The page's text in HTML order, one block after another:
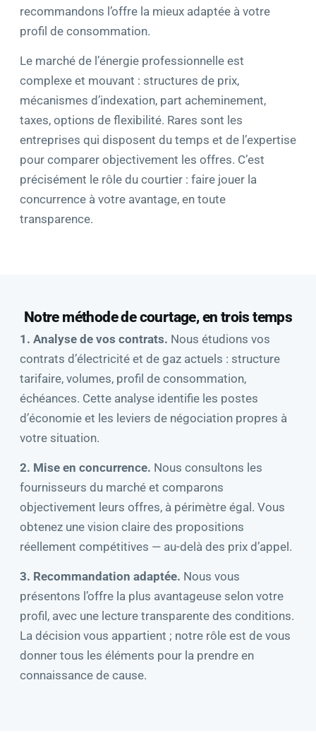
recommandons l’offre la mieux adaptée à votre
profil de consommation.
Le marché de l’énergie professionnelle est
complexe et mouvant : structures de prix,
mécanismes d’indexation, part acheminement,
taxes, options de flexibilité. Rares sont les
entreprises qui disposent du temps et de l’expertise
pour comparer objectivement les offres. C’est
précisément le rôle du courtier : faire jouer la
concurrence à votre avantage, en toute
transparence.
Notre méthode de courtage, en trois temps
1. Analyse de vos contrats. Nous étudions vos
contrats d’électricité et de gaz actuels : structure
tarifaire, volumes, profil de consommation,
échéances. Cette analyse identifie les postes
d’économie et les leviers de négociation propres à
votre situation.
2. Mise en concurrence. Nous consultons les
fournisseurs du marché et comparons
objectivement leurs offres, à périmètre égal. Vous
obtenez une vision claire des propositions
réellement compétitives — au-delà des prix d’appel.
3. Recommandation adaptée. Nous vous
présentons l’offre la plus avantageuse selon votre
profil, avec une lecture transparente des conditions.
La décision vous appartient ; notre rôle est de vous
donner tous les éléments pour la prendre en
connaissance de cause.